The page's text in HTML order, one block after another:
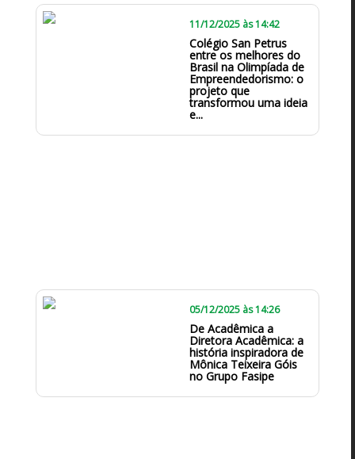
11/12/2025 às 14:42
Colégio San Petrus
entre os melhores do
Brasil na Olimpíada de
Empreendedorismo: o
projeto que
transformou uma ideia
e...
05/12/2025 às 14:26
De Acadêmica a
Diretora Acadêmica: a
história inspiradora de
Mônica Teixeira Góis
no Grupo Fasipe